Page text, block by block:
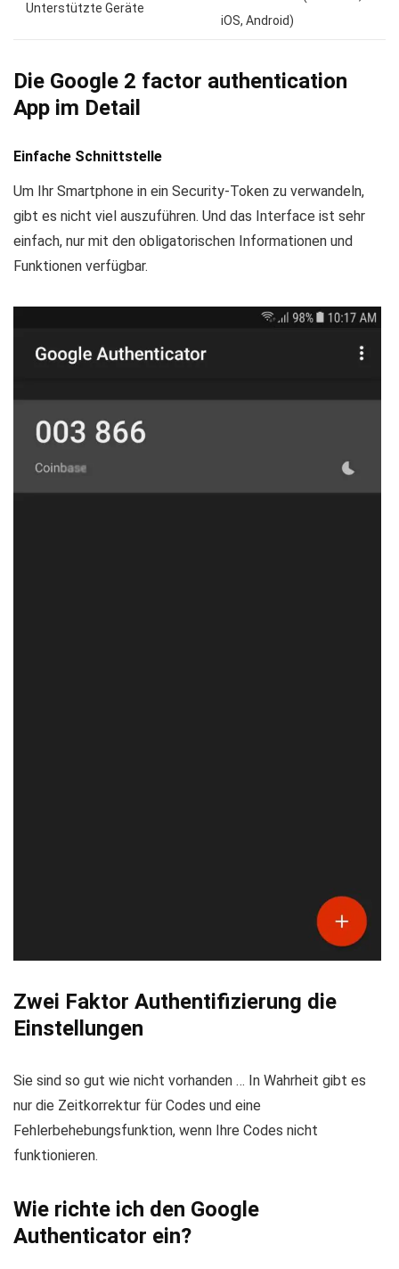
Unterstützte Geräte
iOS, Android)
Die Google 2 factor authentication
App im Detail
Einfache Schnittstelle
Um Ihr Smartphone in ein Security-Token zu verwandeln,
gibt es nicht viel auszuführen. Und das Interface ist sehr
einfach, nur mit den obligatorischen Informationen und
Funktionen verfügbar.
Zwei Faktor Authentifizierung die
Einstellungen
Sie sind so gut wie nicht vorhanden … In Wahrheit gibt es
nur die Zeitkorrektur für Codes und eine
Fehlerbehebungsfunktion, wenn Ihre Codes nicht
funktionieren.
Wie richte ich den Google
Authenticator ein?